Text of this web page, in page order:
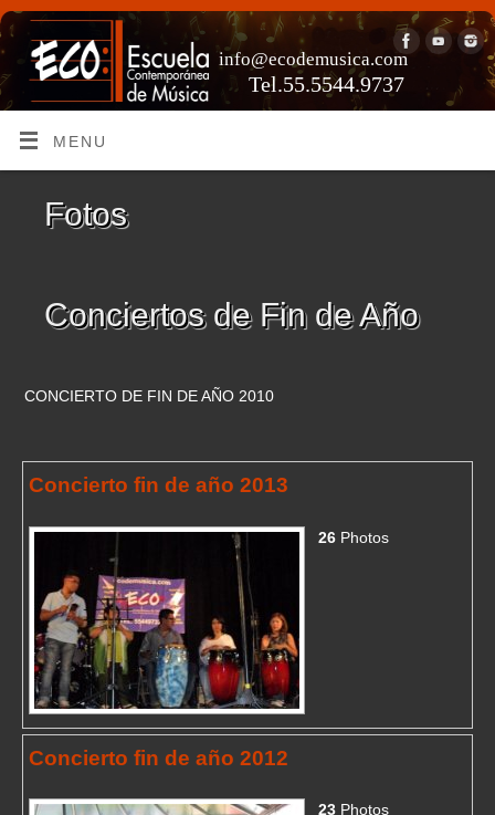
info@ecodemusica.com
Tel.55.5544.9737
MENU
Fotos
Conciertos de Fin de Año
CONCIERTO DE FIN DE AÑO 2010
Concierto fin de año 2013
26 Photos
Concierto fin de año 2012
23 Photos